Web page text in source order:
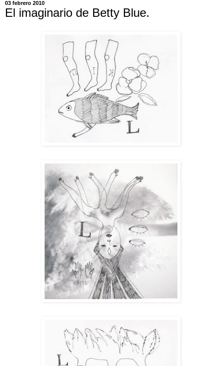
03 febrero 2010
El imaginario de Betty Blue.